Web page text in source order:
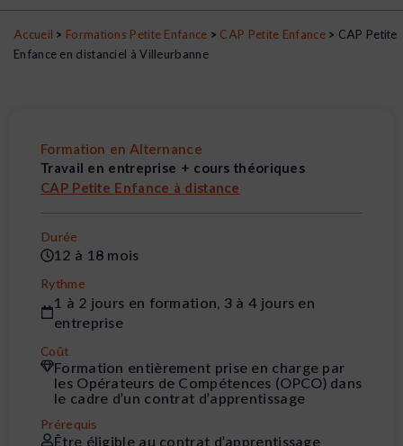
Accueil > Formations Petite Enfance > CAP Petite Enfance> CAP Petite
Enfance en distanciel à Villeurbanne
Formation en Alternance
Travail en entreprise + cours théoriques
CAP Petite Enfance à distance
Durée
12 à 18 mois
Rythme
1 à 2 jours en formation, 3 à 4 jours en
entreprise
Coût
Formation entièrement prise en charge par
les Opérateurs de Compétences (OPCO) dans
le cadre d’un contrat d’apprentissage
Prérequis
Être éligible au contrat d’apprentissage